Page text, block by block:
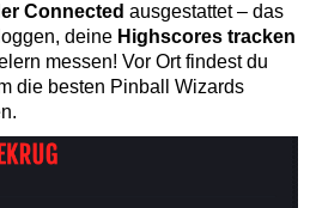
Connected ausgestattet – das
deine Highscores tracken
messen! Vor Ort findest du
die besten Pinball Wizards